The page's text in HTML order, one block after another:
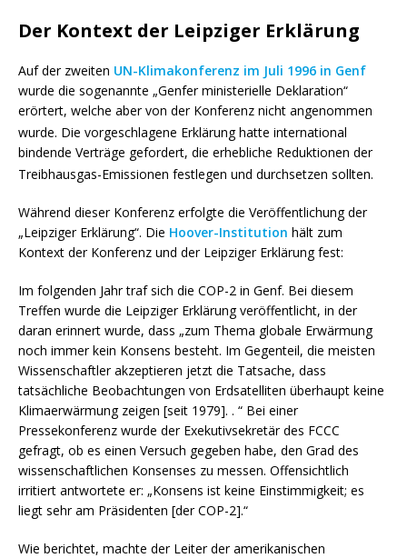
Der Kontext der Leipziger Erklärung
Auf der zweiten UN-Klimakonferenz im Juli 1996 in Genf
wurde die sogenannte „Genfer ministerielle Deklaration“
erörtert, welche aber von der Konferenz nicht angenommen
wurde. Die vorgeschlagene Erklärung hatte international
bindende Verträge gefordert, die erhebliche Reduktionen der
Treibhausgas-Emissionen festlegen und durchsetzen sollten.
Während dieser Konferenz erfolgte die Veröffentlichung der
„Leipziger Erklärung“. Die Hoover-Institution hält zum
Kontext der Konferenz und der Leipziger Erklärung fest:
Im folgenden Jahr traf sich die COP-2 in Genf. Bei diesem
Treffen wurde die Leipziger Erklärung veröffentlicht, in der
daran erinnert wurde, dass „zum Thema globale Erwärmung
noch immer kein Konsens besteht. Im Gegenteil, die meisten
Wissenschaftler akzeptieren jetzt die Tatsache, dass
tatsächliche Beobachtungen von Erdsatelliten überhaupt keine
Klimaerwärmung zeigen [seit 1979]. . “ Bei einer
Pressekonferenz wurde der Exekutivsekretär des FCCC
gefragt, ob es einen Versuch gegeben habe, den Grad des
wissenschaftlichen Konsenses zu messen. Offensichtlich
irritiert antwortete er: „Konsens ist keine Einstimmigkeit; es
liegt sehr am Präsidenten [der COP-2].“
Wie berichtet, machte der Leiter der amerikanischen